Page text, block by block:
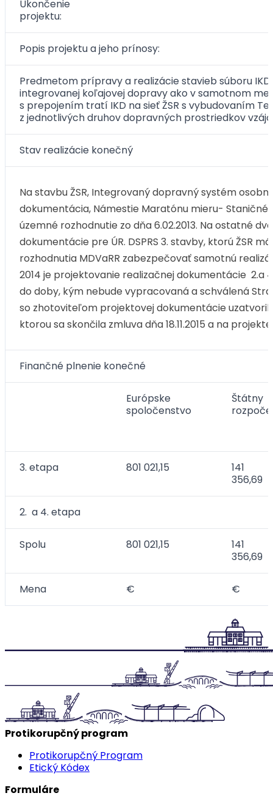
Ukončenie
projektu:
Popis projektu a jeho prínosy:
Predmetom prípravy a realizácie stavieb súboru
integrovanej koľajovej dopravy ako v samotnom
s prepojením tratí IKD na sieť ŽSR s vybudovaním
z jednotlivých druhov dopravných prostriedkov
Stav realizácie konečný
Na stavbu ŽSR, Integrovaný dopravný systém
dokumentácia, Námestie Maratónu mieru-
územné rozhodnutie zo dňa 6.02.2013. Na ostatné
dokumentácie pre ÚR. DSPRS 3. stavby, ktorú ŽSR
rozhodnutia MDVaRR zabezpečovať samotnú
2014 je projektovanie realizačnej dokumentácie
do doby, kým nebude vypracovaná a schválená
so zhotoviteľom projektovej dokumentácie uzatvorilo
ktorou sa skončila zmluva dňa 18.11.2015 a na
Finančné plnenie konečné
Európske
spoločenstvo
Štátny
3. etapa 801 021,15
141
356,69
2. a 4. etapa
Spolu 801 021,15
141
356,69
Mena € €
Protikorupčný program
Protikorupčný Program
Etický Kódex
Formuláre